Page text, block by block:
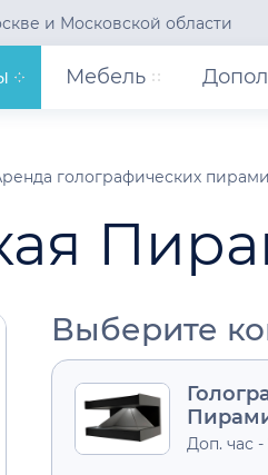
и Московской области
Мебель
голографических
Выберите
Доп. час -